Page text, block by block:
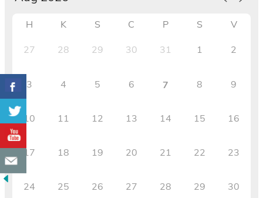
H K S C P S V
27 28 29 30 31 1 2
3 4 5 6 7 8 9
10 11 12 13 14 15 16
17 18 19 20 21 22 23
24 25 26 27 28 29 30